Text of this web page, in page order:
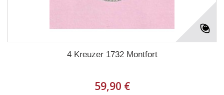
4 Kreuzer 1732 Montfort
59,90 €